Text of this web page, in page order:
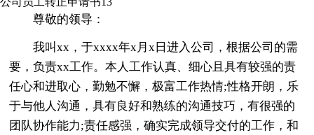
尊敬的领导：
我叫xx，于xxxx年x月x日进入公司，根据公司的需
要，负责xx工作。本人工作认真、细心且具有较强的责
任心和进取心，勤勉不懈，极富工作热情;性格开朗，乐
于与他人沟通，具有良好和熟练的沟通技巧，有很强的
团队协作能力;责任感强，确实完成领导交付的工作，和